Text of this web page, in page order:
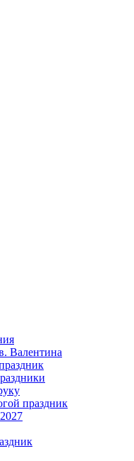
Валентина
праздник